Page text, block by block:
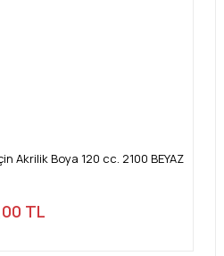
Akrilik Boya 120 cc. 2100 BEYAZ
TL